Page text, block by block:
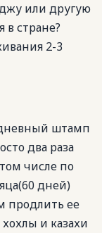
или другую
в стране?
2-3
дневный штамп
два раза
числе по
дней)
продлить ее
и казахи